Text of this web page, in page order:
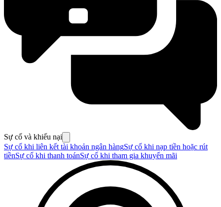
Sự cố và khiếu nại
Sự cố khi liên kết tài khoản ngân hàngSự cố khi nạp tiền hoặc rút
tiềnSự cố khi thanh toánSự cố khi tham gia khuyến mãi